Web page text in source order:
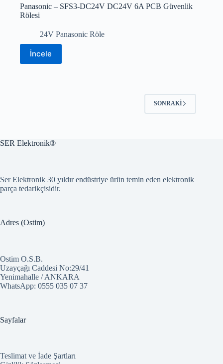
Panasonic – SFS3-DC24V DC24V 6A PCB Güvenlik
Rölesi
24V Panasonic Röle
İncele
SONRAKI
SER Elektronik®
Ser Elektronik 30 yıldır endüstriye ürün temin eden elektronik
parça tedarikçisidir.
Adres (Ostim)
Ostim O.S.B.
Uzayçağı Caddesi No:29/41
Yenimahalle / ANKARA
WhatsApp: 0555 035 07 37
Sayfalar
Teslimat ve İade Şartları